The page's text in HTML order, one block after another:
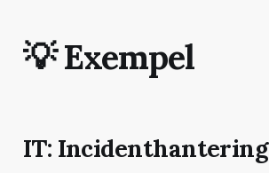
💡 Exempel
IT: Incidenthantering